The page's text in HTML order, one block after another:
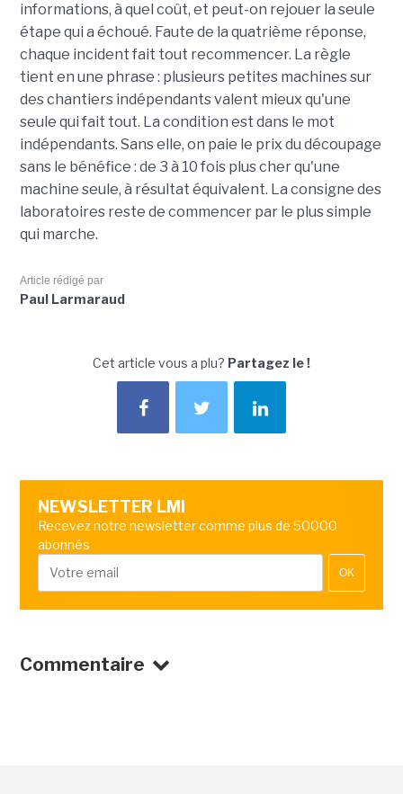
informations, à quel coût, et peut-on rejouer la seule
étape qui a échoué. Faute de la quatrième réponse,
chaque incident fait tout recommencer. La règle
tient en une phrase : plusieurs petites machines sur
des chantiers indépendants valent mieux qu'une
seule qui fait tout. La condition est dans le mot
indépendants. Sans elle, on paie le prix du découpage
sans le bénéfice : de 3 à 10 fois plus cher qu'une
machine seule, à résultat équivalent. La consigne des
laboratoires reste de commencer par le plus simple
qui marche.
Article rédigé par
Paul Larmaraud
Cet article vous a plu? Partagez le !
NEWSLETTER LMI
Recevez notre newsletter comme plus de 50000
abonnés
OK
Commentaire